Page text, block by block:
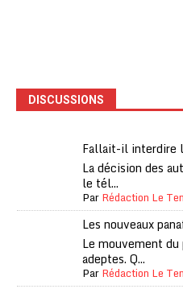
DISCUSSIONS
Fallait-il interdire
La décision des
le tél...
ParRédaction Le
Les nouveaux
Le mouvement du
adeptes. Q...
ParRédaction Le